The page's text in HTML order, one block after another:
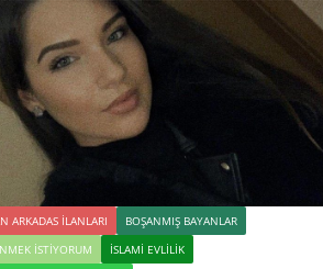
ARKADAS ILANLARI
BOŞANMIŞ BAYANLAR
İSTIYORUM
İSLAMI EVLILIK